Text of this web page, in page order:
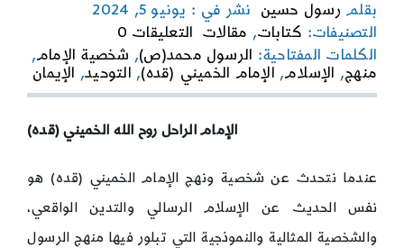
بقلم رسول حسين
نشر في : يونيو 5, 2024
التصنيفات: كتابات, مقالات التعليقات 0
من
منهج
محمد
علي
كان
إلهيًّا
ورجلًا
فدائيًّا
الكلمات المفتاحية: الرسول محمد(ص), شخصية الإمام,
منهج, الإسلام, الإمام الخميني (قده), التوحيد, الإيمان
الإمام الراحل روح الله الخميني (قده)
عندما نتحدث عن شخصية ونهج الإمام الخميني (قده) هو
نفس الحديث عن الإسلام الرسالي والتدين الواقعي،
والشخصية المثالية والنموذجية التي تبلور فيها منهج الرسول